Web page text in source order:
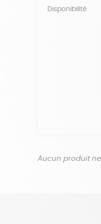
Disponibilité
Aucun produit